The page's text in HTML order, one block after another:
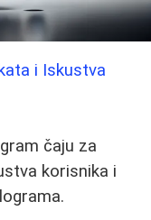
i Iskustva
čaju za
korisnika i